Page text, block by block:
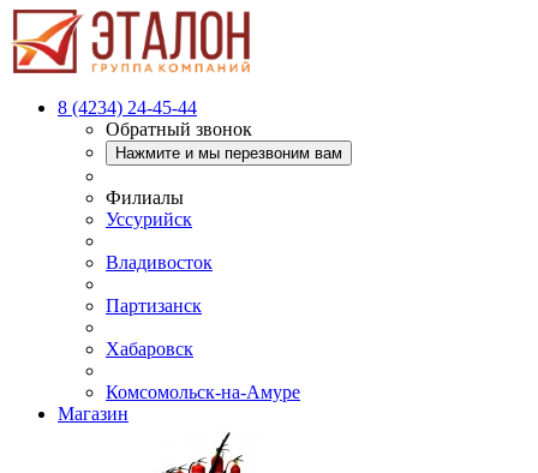
8 (4234) 24-45-44
Обратный звонок
Нажмите и мы перезвоним вам
Филиалы
Уссурийск
Владивосток
Партизанск
Хабаровск
Комсомольск-на-Амуре
Магазин